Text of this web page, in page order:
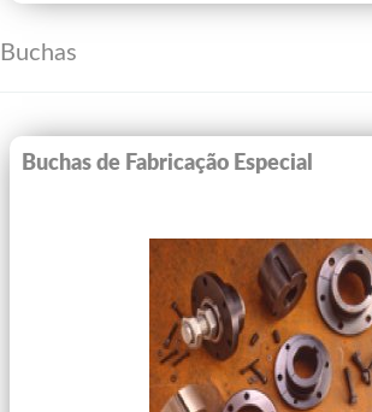
Buchas
Buchas de Fabricação Especial